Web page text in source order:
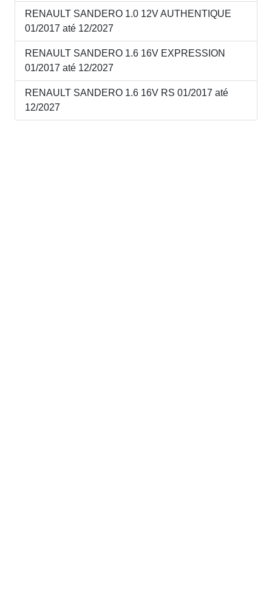
RENAULT SANDERO 1.0 12V AUTHENTIQUE
01/2017 até 12/2027
RENAULT SANDERO 1.6 16V EXPRESSION
01/2017 até 12/2027
RENAULT SANDERO 1.6 16V RS 01/2017 até
12/2027